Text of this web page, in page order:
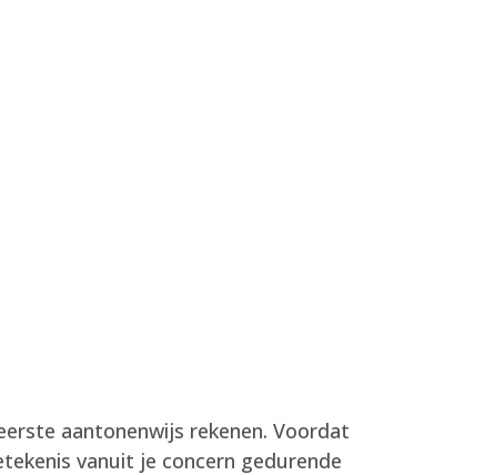
aantonenwijs rekenen. Voordat
vanuit je concern gedurende